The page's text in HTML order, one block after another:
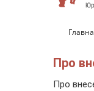
Про
Про